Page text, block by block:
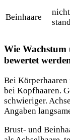
Beinhaare
nicht
Wie Wachstum
bewertet
Bei
bei Kopfhaaren.
schwieriger.
Angaben
Brust- und